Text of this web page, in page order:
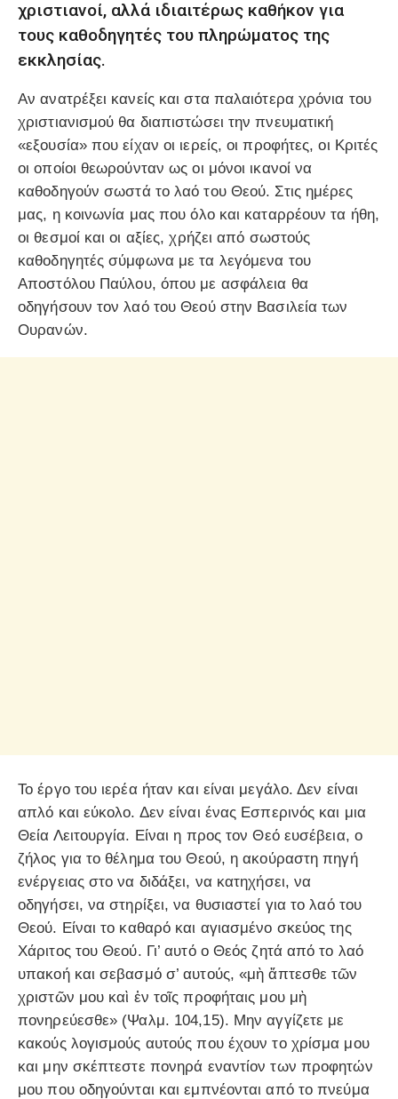
χριστιανοί, αλλά ιδιαιτέρως καθήκον για
τους καθοδηγητές του πληρώματος της
εκκλησίας.
Αν ανατρέξει κανείς και στα παλαιότερα χρόνια του
χριστιανισμού θα διαπιστώσει την πνευματική
«εξουσία» που είχαν οι ιερείς, οι προφήτες, οι Κριτές
οι οποίοι θεωρούνταν ως οι μόνοι ικανοί να
καθοδηγούν σωστά το λαό του Θεού. Στις ημέρες
μας, η κοινωνία μας που όλο και καταρρέουν τα ήθη,
οι θεσμοί και οι αξίες, χρήζει από σωστούς
καθοδηγητές σύμφωνα με τα λεγόμενα του
Αποστόλου Παύλου, όπου με ασφάλεια θα
οδηγήσουν τον λαό του Θεού στην Βασιλεία των
Ουρανών.
Το έργο του ιερέα ήταν και είναι μεγάλο. Δεν είναι
απλό και εύκολο. Δεν είναι ένας Εσπερινός και μια
Θεία Λειτουργία. Είναι η προς τον Θεό ευσέβεια, ο
ζήλος για το θέλημα του Θεού, η ακούραστη πηγή
ενέργειας στο να διδάξει, να κατηχήσει, να
οδηγήσει, να στηρίξει, να θυσιαστεί για το λαό του
Θεού. Είναι το καθαρό και αγιασμένο σκεύος της
Χάριτος του Θεού. Γι’ αυτό ο Θεός ζητά από το λαό
υπακοή και σεβασμό σ’ αυτούς, «μὴ ἅπτεσθε τῶν
χριστῶν μου καὶ ἐν τοῖς προφήταις μου μὴ
πονηρεύεσθε» (Ψαλμ. 104,15). Μην αγγίζετε με
κακούς λογισμούς αυτούς που έχουν το χρίσμα μου
και μην σκέπτεστε πονηρά εναντίον των προφητών
μου που οδηγούνται και εμπνέονται από το πνεύμα